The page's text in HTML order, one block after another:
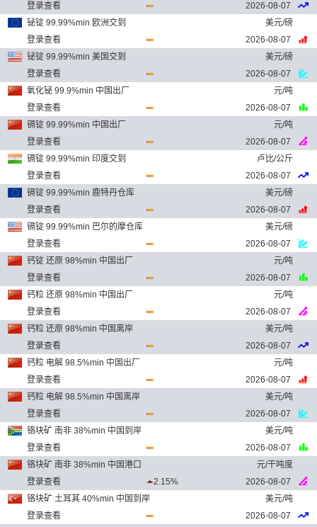
登录查看
2026-08-07
铋锭 99.99%min 欧洲交到
美元/磅
登录查看
2026-08-07
铋锭 99.99%min 美国交到
美元/磅
登录查看
2026-08-07
氧化铋 99.9%min 中国出厂
元/吨
登录查看
2026-08-07
镉锭 99.99%min 中国出厂
元/吨
登录查看
2026-08-07
镉锭 99.99%min 印度交到
卢比/公斤
登录查看
2026-08-07
镉锭 99.99%min 鹿特丹仓库
美元/磅
登录查看
2026-08-07
镉锭 99.99%min 巴尔的摩仓库
美元/磅
登录查看
2026-08-07
钙锭 还原 98%min 中国出厂
元/吨
登录查看
2026-08-07
钙粒 还原 98%min 中国出厂
元/吨
登录查看
2026-08-07
钙粒 还原 98%min 中国离岸
美元/吨
登录查看
2026-08-07
钙粒 电解 98.5%min 中国出厂
元/吨
登录查看
2026-08-07
钙粒 电解 98.5%min 中国离岸
美元/吨
登录查看
2026-08-07
铬块矿 南非 38%min 中国到岸
美元/吨
登录查看
2026-08-07
铬块矿 南非 38%min 中国港口
元/干吨度
登录查看
2.15%
2026-08-07
铬块矿 土耳其 40%min 中国到岸
美元/吨
登录查看
2026-08-07